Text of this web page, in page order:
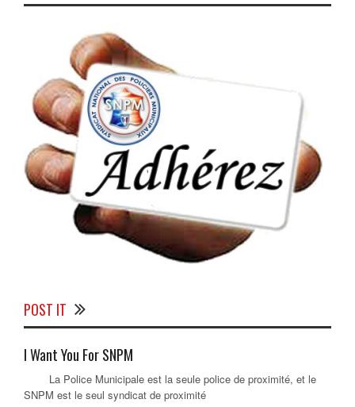
POST IT
I Want You For SNPM
La Police Municipale est la seule police de proximité, et le
SNPM est le seul syndicat de proximité